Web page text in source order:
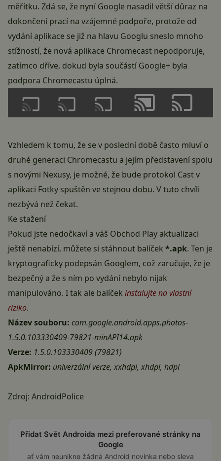
měřítku. Zdá se, že nyní Google nasadil větší důraz na
dokončení prací na vzájemné podpoře, protože od
vydání aplikace se již na hlavu Googlu sneslo mnoho
stížností, že nová aplikace Chromecast nepodporuje,
zatímco dříve, dokud byla součástí Google+ byla
podpora Chromecastu úplná.
Vzhledem k tomu, že se v poslední době často mluví o
druhé generaci Chromecastu a jejím představení spolu
s novými Nexusy, je možné, že bude protokol Cast v
aplikaci Fotky spuštěn ve stejnou dobu. V tuto chvíli
nezbývá než čekat.
Ke stažení
Pokud jste nedočkaví a váš Obchod Play aktualizaci
ještě nenabízí, můžete si stáhnout balíček *.apk. Ten je
kryptograficky podepsán Googlem, což zaručuje, že je
bezpečný a že s ním po vydání nebylo nijak
manipulováno. I tak ale balíček instalujte na vlastní
riziko.
Název souboru: com.google.android.apps.photos-
1.5.0.103330409-79821-minAPI14.apk
Verze: 1.5.0.103330409 (79821)
ApkMirror: univerzální verze,xxhdpi,xhdpi, hdpi
Zdroj: AndroidPolice
Přidat Svět Androida mezi preferované stránky na
Google
ať vám neunikne žádná Android novinka nebo sleva